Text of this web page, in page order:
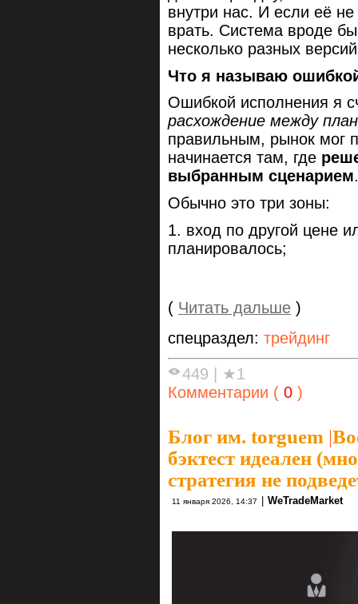
внутри нас. И если её
врать. Система вроде
несколько разных
Что я называю
Ошибкой исполнения я
расхождение между
правильным, рынок мог
начинается там, где
выбранным сценарием.
Обычно это три зоны:
1. вход по другой цене
планировалось;
( Читать дальше )
спецраздел: трейдинг
449
★1
Комментарии ( 0 )
Блог им. torguem |
бэктест идеален
стратегия не
11 января 2026, 14:37 WeTradeMarket